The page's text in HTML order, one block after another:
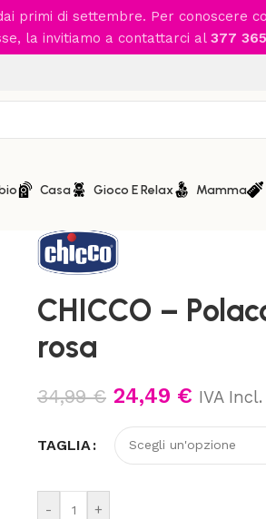
primi di settembre. Per conoscere
la invitiamo a contattarci al 377
Casa Gioco E Relax Mamma
Home/Calzature CHICCO –
CHICCO –
rosa
34,99€ 24,49 € IVA Incl.
TAGLIA
- +